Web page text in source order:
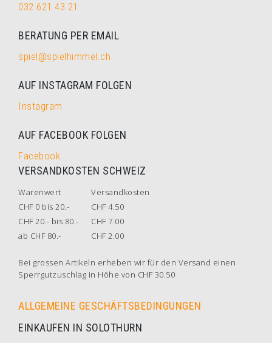
032 621 43 21
BERATUNG PER EMAIL
spiel@spielhimmel.ch
AUF INSTAGRAM FOLGEN
Instagram
AUF FACEBOOK FOLGEN
Facebook
VERSANDKOSTEN SCHWEIZ
Warenwert
Versandkosten
CHF 0 bis 20.-
CHF 4.50
CHF 20.- bis 80.-
CHF 7.00
ab CHF 80.-
CHF 2.00
Bei grossen Artikeln erheben wir für den Versand einen
Sperrgutzuschlag in Höhe von CHF 30.50
ALLGEMEINE GESCHÄFTSBEDINGUNGEN
EINKAUFEN IN SOLOTHURN